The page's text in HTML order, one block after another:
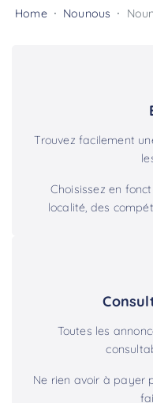
Home Nounous
Trouvez facilement
Choisissez en
localité, des
Toutes les
Ne rien avoir à payer